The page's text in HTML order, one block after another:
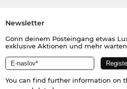
Newsletter
Gönn deinem Posteingang etwas
exklusive Aktionen und mehr
You can find further information on